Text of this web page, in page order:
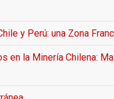
y Perú: una Zona
la Minería Chilena: